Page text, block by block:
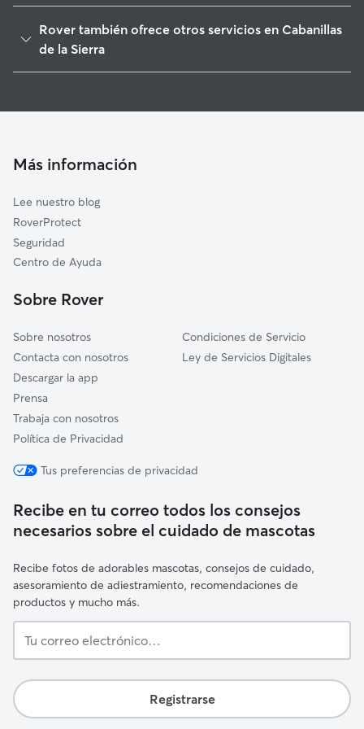
La Cabrera
Bustarviejo
El Vellón
Miraflores de la Sierra
Lozoyuela-Navas-Sieteiglesias
Rover también ofrece otros servicios en Cabanillas
de la Sierra
Cuidadores a domicilio en Cabanillas-De-La-Sierra
Más información
Lee nuestro blog
RoverProtect
Seguridad
Centro de Ayuda
Sobre Rover
Sobre nosotros
Contacta con nosotros
Descargar la app
Prensa
Trabaja con nosotros
Política de Privacidad
Condiciones de Servicio
Ley de Servicios Digitales
Tus preferencias de privacidad
Recibe en tu correo todos los consejos
necesarios sobre el cuidado de mascotas
Recibe fotos de adorables mascotas, consejos de cuidado,
asesoramiento de adiestramiento, recomendaciones de
productos y mucho más.
correo
Registrarse